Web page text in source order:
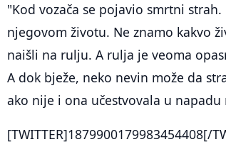
"Kod vozača se pojavio smrtni
njegovom životu. Ne znamo kakvo
naišli na rulju. A rulja je veoma
A dok bježe, neko nevin može da
ako nije i ona učestvovala u
[TWITTER]1879900179983454408[/